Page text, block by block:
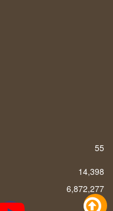
55
14,398
6,872,277